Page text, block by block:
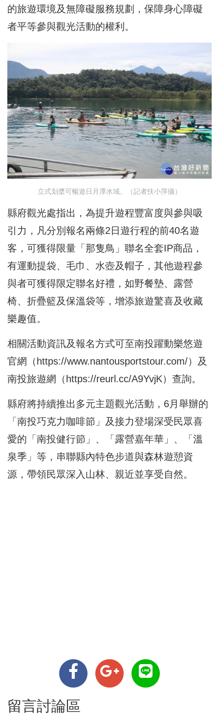
的旅遊環境及無障礙服務規劃，保障身心障礙
者平等參與觀光活動的權利。
立式划槳可暢遊日月潭水域。（記者扶小萍攝）
縣府觀光處指出，為提升遊程豐富度與參與吸
引力，凡分別報名兩條2日遊行程的前40名遊
客，可獲得限量「那隻鳥」聯名全套IP商品，
有運動提袋、毛巾、水壺及帽子，其他遊程參
與者可獲得限定聯名好禮，如野餐墊、露營
椅、折疊籃及保溫袋等，增添旅遊驚喜及收藏
樂趣值。
相關活動資訊及報名方式可至南投躍動樂悠遊
官網（ https://www.nantousportstour.com/）及
南投旅遊網（ https://reurl.cc/A9YvjK）查詢。
縣府將持續推出多元主題觀光活動，6月舉辦的
「南投巧克力咖啡節」及接力登場深受民眾喜
愛的「南投健行節」、「露營嘉年華」、「溫
泉季」等，串聯縣內特色步道與森林遊憩資
源，帶領民眾深入山林、親近並享受自然。
留言討論區